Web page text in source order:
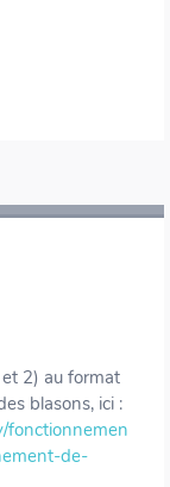
2) au format
blasons, ici :
fonctionnemen
de-